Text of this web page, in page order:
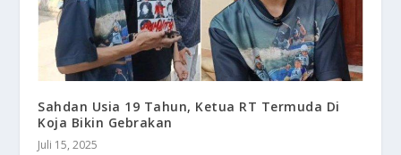
Sahdan Usia 19 Tahun, Ketua RT Termuda Di
Koja Bikin Gebrakan
Juli 15, 2025